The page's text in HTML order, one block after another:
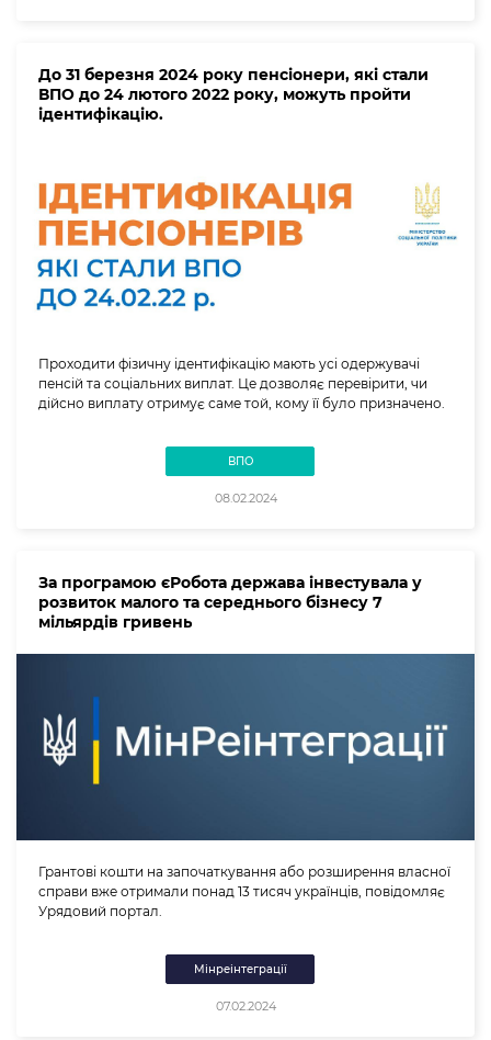
До 31 березня 2024 року пенсіонери, які стали
ВПО до 24 лютого 2022 року, можуть пройти
ідентифікацію.
Проходити фізичну ідентифікацію мають усі одержувачі
пенсій та соціальних виплат. Це дозволяє перевірити, чи
дійсно виплату отримує саме той, кому її було призначено.
ВПО
08.02.2024
За програмою єРобота держава інвестувала у
розвиток малого та середнього бізнесу 7
мільярдів гривень
Грантові кошти на започаткування або розширення власної
справи вже отримали понад 13 тисяч українців, повідомляє
Урядовий портал.
Мінреінтеграції
07.02.2024